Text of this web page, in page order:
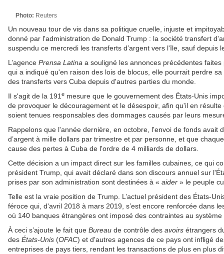
Photo: Reuters
Un nouveau tour de vis dans sa politique cruelle, injuste et
donné par l'administration de Donald Trump : la société transfert
suspendu ce mercredi les transferts d’argent vers l'île, sauf depuis
L’agence Prensa Latina a souligné les annonces précédentes
qui a indiqué qu'en raison des lois de blocus, elle pourrait perdre
des transferts vers Cuba depuis d'autres parties du monde.
Il s'agit de la 191 e mesure que le gouvernement des États-Unis
de provoquer le découragement et le désespoir, afin qu'il en
soient tenues responsables des dommages causés par leurs
Rappelons que l'année dernière, en octobre, l'envoi de fonds avait
d’argent à mille dollars par trimestre et par personne, et que
cause des pertes à Cuba de l'ordre de 4 milliards de dollars.
Cette décision a un impact direct sur les familles cubaines, ce qui
président Trump, qui avait déclaré dans son discours annuel sur
prises par son administration sont destinées à « aider » le peuple
Telle est la vraie position de Trump. L’actuel président des États-
féroce qui, d'avril 2018 à mars 2019, s’est encore renforcée dans
où 140 banques étrangères ont imposé des contraintes au
À ceci s’ajoute le fait que Bureau de contrôle des avoirs étrangers
des États-Unis (OFAC) et d'autres agences de ce pays ont infligé
entreprises de pays tiers, rendant les transactions de plus en plus